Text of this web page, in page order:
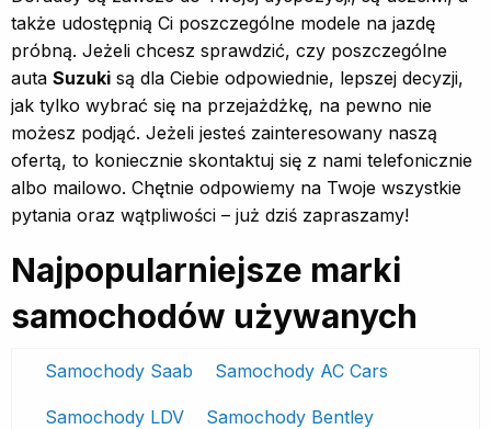
także udostępnią Ci poszczególne modele na jazdę
próbną. Jeżeli chcesz sprawdzić, czy poszczególne
auta Suzuki są dla Ciebie odpowiednie, lepszej decyzji,
jak tylko wybrać się na przejażdżkę, na pewno nie
możesz podjąć. Jeżeli jesteś zainteresowany naszą
ofertą, to koniecznie skontaktuj się z nami telefonicznie
albo mailowo. Chętnie odpowiemy na Twoje wszystkie
pytania oraz wątpliwości – już dziś zapraszamy!
Najpopularniejsze marki
samochodów używanych
Samochody Saab Samochody AC Cars
Samochody LDV Samochody Bentley